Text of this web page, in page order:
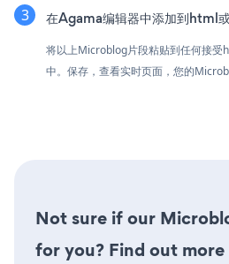
在Agama编辑器中添加到html
将以上Microblog片段粘贴到任何接
中。保存，查看实时页面，您的
Not sure if our
for you? Find out